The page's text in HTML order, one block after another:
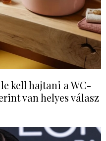
kell hajtani a WC-
van helyes válasz